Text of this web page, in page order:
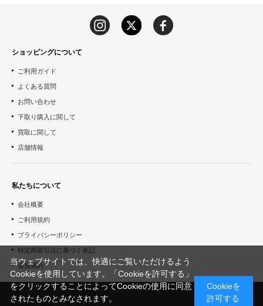
ショッピングについて
ご利用ガイド
よくある質問
お問い合わせ
下取り購入に関して
買取に関して
店舗情報
私たちについて
会社概要
ご利用規約
プライバシーポリシー
特定商取引法に基づく表記
会員規約
当ウェブサイトでは、快適にご覧いただけるよう
Cookieを使用しています。「Cookieを許可する」
をクリックすることによってCookieの使用に同意
されたものとみなされます。
Cookieを
許可する